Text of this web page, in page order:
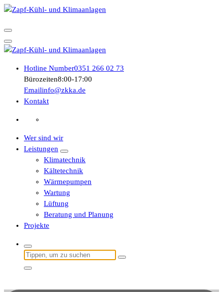
Zum
springen
GmbH Dresden
GmbH Dresden
Hotline Number0351 266 02 73
Bürozeiten8:00-17:00
Emailinfo@zkka.de
Kontakt
Wer sind wir
Leistungen
Klimatechnik
Kältetechnik
Wärmepumpen
Wartung
Lüftung
Beratung und Planung
Projekte
Suche
nach: